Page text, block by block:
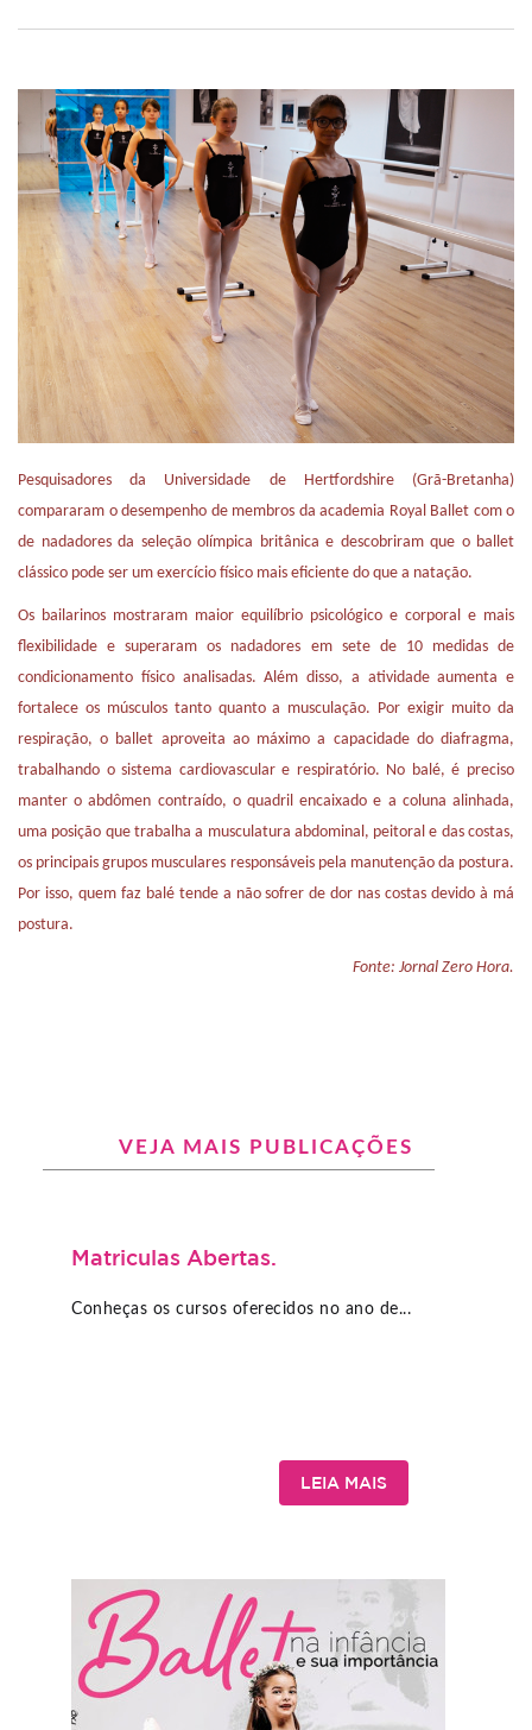
Pesquisadores da Universidade de Hertfordshire (Grã-Bretanha)
compararam o desempenho de membros da academia Royal Ballet com o
de nadadores da seleção olímpica britânica e descobriram que o ballet
clássico pode ser um exercício físico mais eficiente do que a natação.
Os bailarinos mostraram maior equilíbrio psicológico e corporal e mais
flexibilidade e superaram os nadadores em sete de 10 medidas de
condicionamento físico analisadas. Além disso, a atividade aumenta e
fortalece os músculos tanto quanto a musculação. Por exigir muito da
respiração, o ballet aproveita ao máximo a capacidade do diafragma,
trabalhando o sistema cardiovascular e respiratório. No balé, é preciso
manter o abdômen contraído, o quadril encaixado e a coluna alinhada,
uma posição que trabalha a musculatura abdominal, peitoral e das costas,
os principais grupos musculares responsáveis pela manutenção da postura.
Por isso, quem faz balé tende a não sofrer de dor nas costas devido à má
postura.
Fonte: Jornal Zero Hora.
VEJA MAIS PUBLICAÇÕES
Matriculas Abertas.
Conheças os cursos oferecidos no ano de...
LEIA MAIS